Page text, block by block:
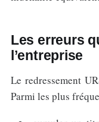
Les erreurs
l’entreprise
Le redressement
Parmi les plus